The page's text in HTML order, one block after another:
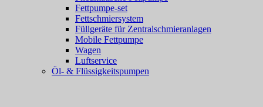
Fettpumpe-set
Fettschmiersystem
Füllgeräte für Zentralschmieranlagen
Mobile Fettpumpe
Wagen
Luftservice
Öl- & Flüssigkeitspumpen